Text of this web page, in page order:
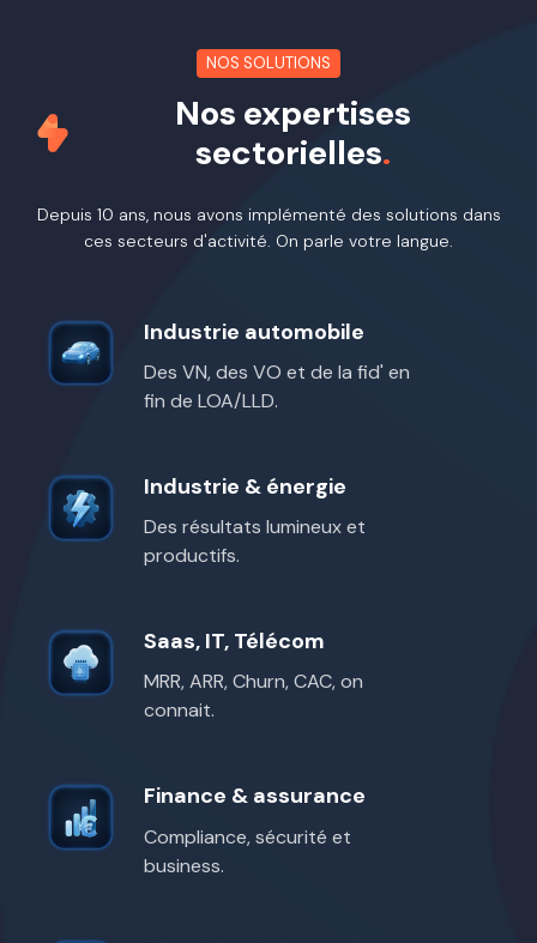
NOS SOLUTIONS
Nos expertises
sectorielles.
Depuis 10 ans, nous avons implémenté des solutions dans
ces secteurs d'activité. On parle votre langue.
Industrie automobile
Des VN, des VO et de la fid' en
fin de LOA/LLD.
Industrie
automobile
Industrie & énergie
Des résultats lumineux et
productifs.
Industrie
énergie
Saas, IT, Télécom
MRR, ARR, Churn, CAC, on
connait.
Saas,
Télécom
Finance & assurance
Compliance, sécurité et
business.
Finance
assurance